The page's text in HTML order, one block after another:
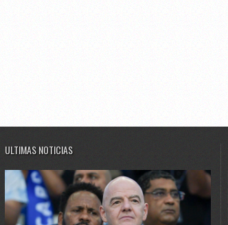
ULTIMAS NOTICIAS